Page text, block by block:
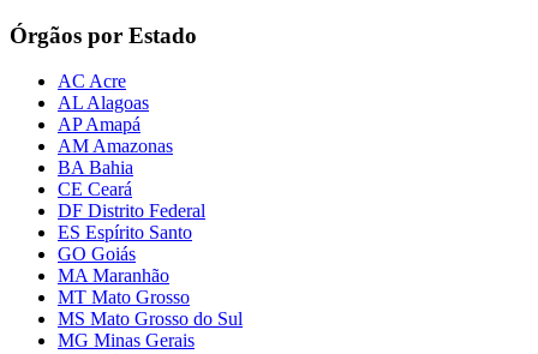
Órgãos por Estado
AC Acre
AL Alagoas
AP Amapá
AM Amazonas
BA Bahia
CE Ceará
DF Distrito Federal
ES Espírito Santo
GO Goiás
MA Maranhão
MT Mato Grosso
MS Mato Grosso do Sul
MG Minas Gerais